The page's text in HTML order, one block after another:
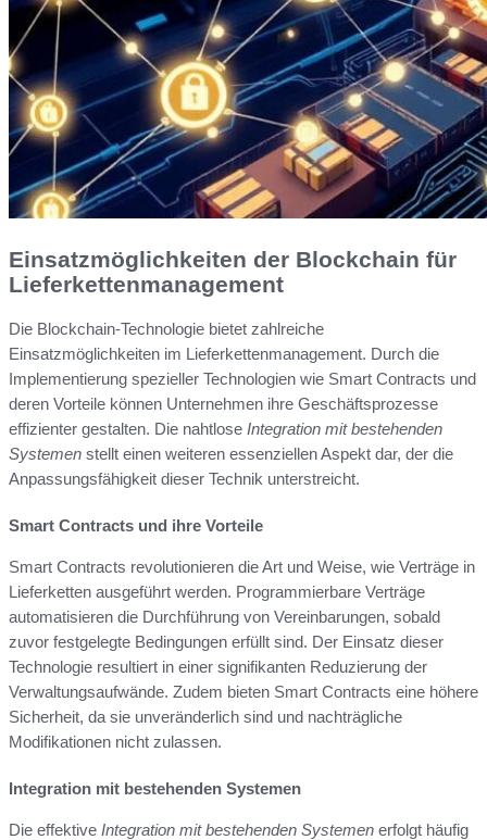
Einsatzmöglichkeiten der Blockchain für
Lieferkettenmanagement
Die Blockchain-Technologie bietet zahlreiche
Einsatzmöglichkeiten im Lieferkettenmanagement. Durch die
Implementierung spezieller Technologien wie Smart Contracts und
deren Vorteile können Unternehmen ihre Geschäftsprozesse
effizienter gestalten. Die nahtlose Integration mit bestehenden
Systemen stellt einen weiteren essenziellen Aspekt dar, der die
Anpassungsfähigkeit dieser Technik unterstreicht.
Smart Contracts und ihre Vorteile
Smart Contracts revolutionieren die Art und Weise, wie Verträge in
Lieferketten ausgeführt werden. Programmierbare Verträge
automatisieren die Durchführung von Vereinbarungen, sobald
zuvor festgelegte Bedingungen erfüllt sind. Der Einsatz dieser
Technologie resultiert in einer signifikanten Reduzierung der
Verwaltungsaufwände. Zudem bieten Smart Contracts eine höhere
Sicherheit, da sie unveränderlich sind und nachträgliche
Modifikationen nicht zulassen.
Integration mit bestehenden Systemen
Die effektive Integration mit bestehenden Systemen erfolgt häufig